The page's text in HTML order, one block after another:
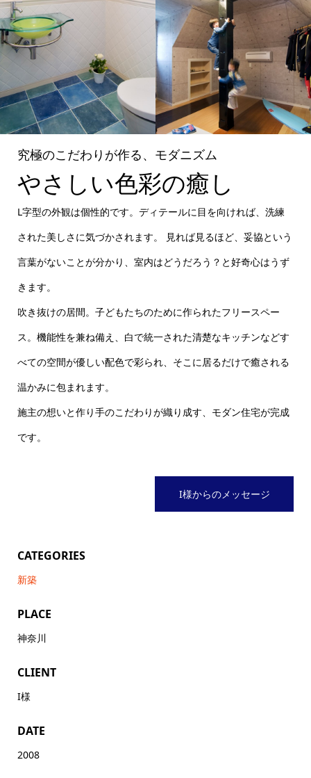
究極のこだわりが作る、モダニズム
やさしい色彩の癒し
L字型の外観は個性的です。ディテールに目を向ければ、洗練
された美しさに気づかされます。 見れば見るほど、妥協という
言葉がないことが分かり、室内はどうだろう？と好奇心はうず
きます。
吹き抜けの居間。子どもたちのために作られたフリースペー
ス。機能性を兼ね備え、白で統一された清楚なキッチンなどす
べての空間が優しい配色で彩られ、そこに居るだけで癒される
温かみに包まれます。
施主の想いと作り手のこだわりが織り成す、モダン住宅が完成
です。
I様からのメッセージ
CATEGORIES
新築
PLACE
神奈川
CLIENT
I様
DATE
2008